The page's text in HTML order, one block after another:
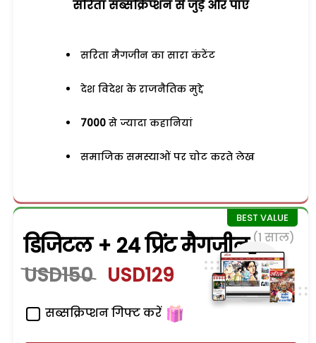
सरिता सब्सक्रिप्शन से जुड़ेें और पाएं
सरिता मैगजीन का सारा कंटेंट
देश विदेश के राजनैतिक मुद्दे
7000 से ज्यादा कहानियां
समाजिक समस्याओं पर चोट करते लेख
डिजिटल + 24 प्रिंट मैगजीन (1 साल)
USD150 USD129
सब्सक्रिप्शन गिफ्ट करें